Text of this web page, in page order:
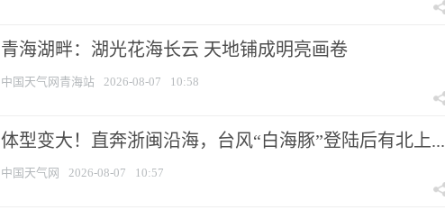
青海湖畔：湖光花海长云 天地铺成明亮画卷
中国天气网青海站 2026-08-07 10:58
体型变大！直奔浙闽沿海，台风“白海豚”登陆后有北上...
中国天气网 2026-08-07 10:57